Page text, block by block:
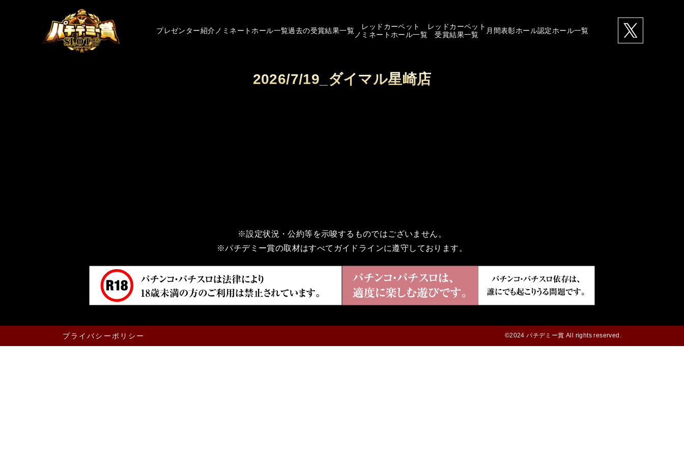
プレゼンター紹介 ノミネートホール一覧過去の受賞結果一覧
レッドカーペット
ノミネートホール一覧
レッドカーペット
受賞結果一覧
月間表彰ホール認定ホール一覧
2026/7/19_ダイマル星崎店
※設定状況・公約等を示唆するものではございません。
※パチデミー賞の取材はすべてガイドラインに遵守しております。
プライバシーポリシー ©2024 パチデミー賞 All rights reserved.